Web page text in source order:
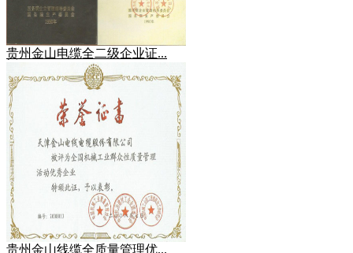
贵州金山电缆全二级企业证...
贵州金山线缆全质量管理优...